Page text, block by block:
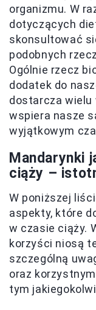
organizmu. W
dotyczących
skonsultować
podobnych
Ogólnie rzecz
dodatek do
dostarcza wielu
wspiera nasze
wyjątkowym
Mandarynki
ciąży –
W poniższej
aspekty, które
w czasie ciąży.
korzyści niosą
szczególną
oraz
tym